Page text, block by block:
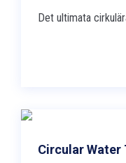
Det ultimata
Circular